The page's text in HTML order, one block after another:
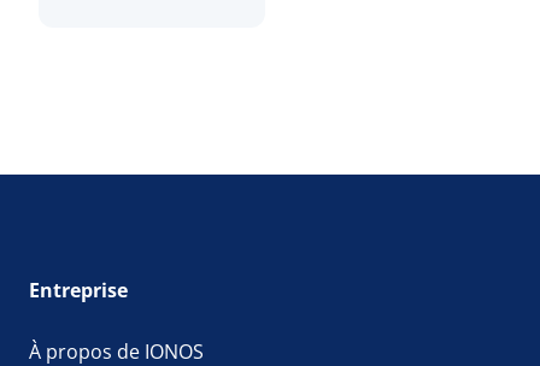
Entreprise
À propos de IONOS